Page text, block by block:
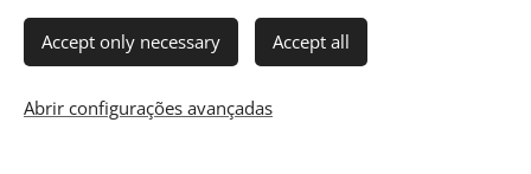
CLIQUE AQUI
Accept only necessary Accept all
Abrir configurações avançadas